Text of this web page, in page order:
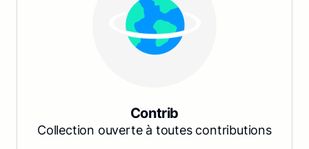
Contrib
Collection ouverte à toutes contributions